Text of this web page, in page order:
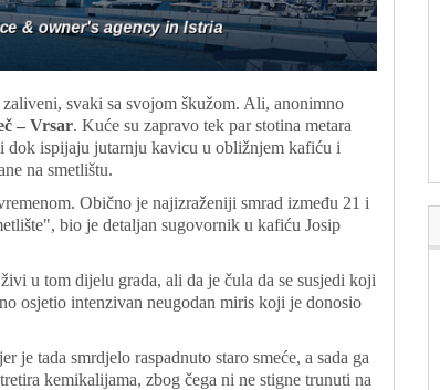
svaki sa svojom škužom. Ali, anonimno
– Vrsar. Kuće su zapravo tek par stotina metara
dok ispijaju jutarnju kavicu u obližnjem kafiću i
na smetlištu.
Obično je najizraženiji smrad između 21 i
bio je detaljan sugovornik u kafiću Josip
u tom dijelu grada, ali da je čula da se susjedi koji
osjetio intenzivan neugodan miris koji je donosio
tada smrdjelo raspadnuto staro smeće, a sada ga
kemikalijama, zbog čega ni ne stigne trunuti na